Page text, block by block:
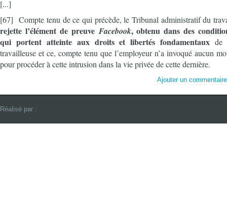
[...]
[67] Compte tenu de ce qui précède, le Tribunal administratif du
rejette l’élément de preuve Facebook, obtenu dans des
qui portent atteinte aux droits et libertés fondamentaux de
travailleuse et ce, compte tenu que l’employeur n’a invoqué aucun
pour procéder à cette intrusion dans la vie privée de cette dernière.
Ajouter un
Réalisé par :